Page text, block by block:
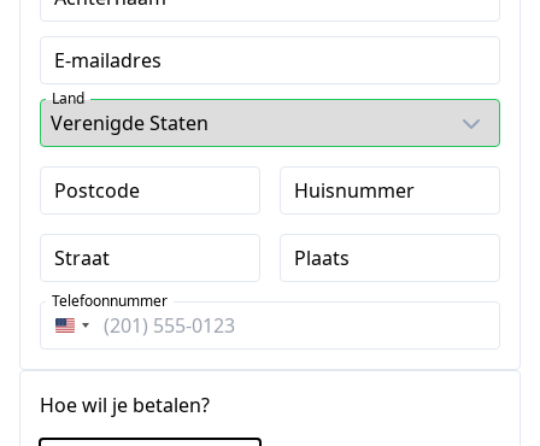
E-mailadres
Land
Postcode Huisnummer
Straat Plaats
Verenigde
Telefoonnummer
Hoe wil je betalen?